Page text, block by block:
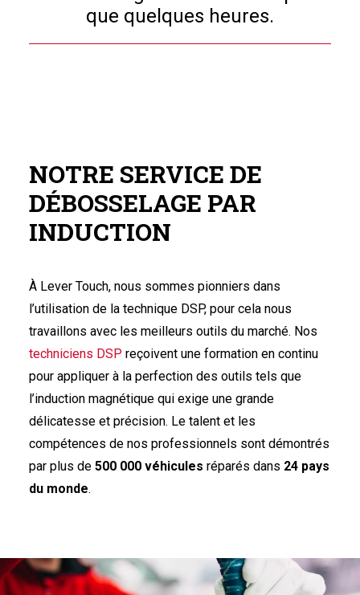
que quelques heures.
NOTRE SERVICE DE
DÉBOSSELAGE PAR
INDUCTION
À Lever Touch, nous sommes pionniers dans
l’utilisation de la technique DSP, pour cela nous
travaillons avec les meilleurs outils du marché. Nos
techniciens DSP reçoivent une formation en continu
pour appliquer à la perfection des outils tels que
l’induction magnétique qui exige une grande
délicatesse et précision. Le talent et les
compétences de nos professionnels sont démontrés
par plus de 500 000 véhicules réparés dans 24 pays
du monde.